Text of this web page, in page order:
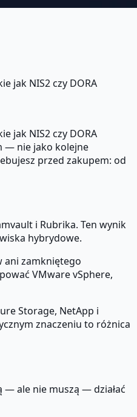
jak NIS2 czy DORA
jak NIS2 czy DORA
— nie jako kolejne
przed zakupem: od
i Rubrika. Ten wynik
hybrydowe.
ani zamkniętego
VMware vSphere,
Storage, NetApp i
znaczeniu to różnica
— ale nie muszą — działać